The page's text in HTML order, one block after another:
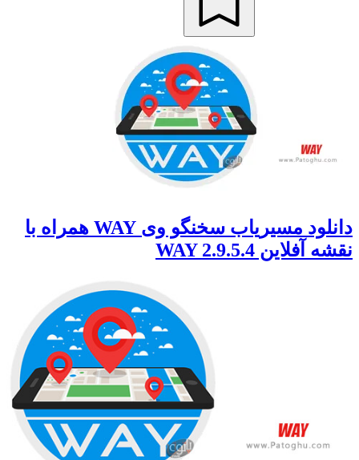
دانلود مسیریاب سخنگو وی WAY همراه با
نقشه آفلاین WAY 2.9.5.4